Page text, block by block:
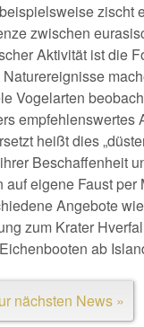
zischt
zwischen
Aktivität ist die
Vogelarten
heißt dies
Beschaffenheit
eigene Faust
Angebote
zum Krater
ab
nächsten News »